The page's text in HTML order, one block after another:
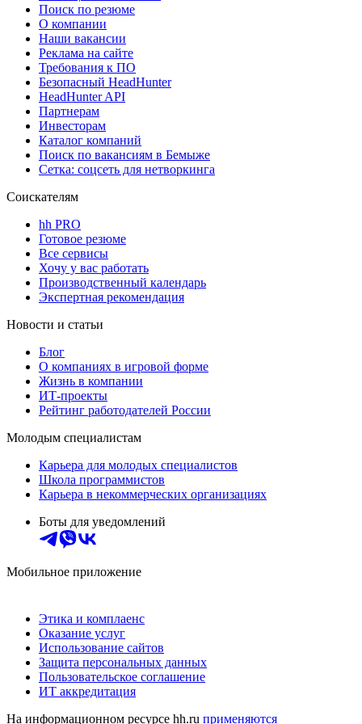
Поиск по резюме
О компании
Наши вакансии
Реклама на сайте
Требования к ПО
Безопасный HeadHunter
HeadHunter API
Партнерам
Инвесторам
Каталог компаний
Поиск по вакансиям в Бемыже
Сетка: соцсеть для нетворкинга
Соискателям
hh PRO
Готовое резюме
Все сервисы
Хочу у вас работать
Производственный календарь
Экспертная рекомендация
Новости и статьи
Блог
О компаниях в игровой форме
Жизнь в компании
ИТ-проекты
Рейтинг работодателей России
Молодым специалистам
Карьера для молодых специалистов
Школа программистов
Карьера в некоммерческих организациях
Боты для уведомлений
Мобильное приложение
Этика и комплаенс
Оказание услуг
Использование сайтов
Защита персональных данных
Пользовательское соглашение
ИТ аккредитация
На информационном ресурсе hh.ru применяются